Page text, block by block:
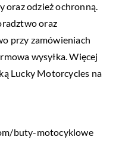
oraz odzież ochronną.
oraz
przy zamówieniach
wysyłka. Więcej
Lucky Motorcycles na
buty-motocyklowe